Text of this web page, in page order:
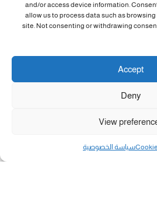
and/or access device information.
allow us to process data such as
site. Not consenting or withdrawing
Accept
Deny
View
سياسة الخصوصية